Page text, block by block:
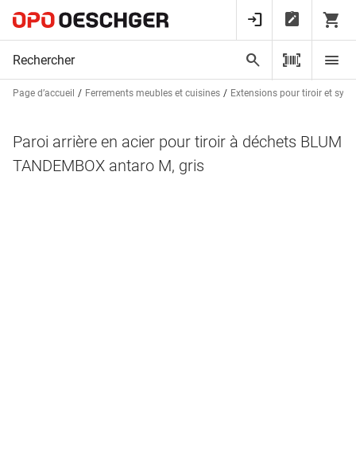
Page d’accueil Ferrements meubles et cuisines Extensions pour tiroir et
Paroi arrière en acier pour tiroir à déchets BLUM
TANDEMBOX antaro M, gris